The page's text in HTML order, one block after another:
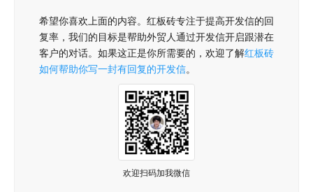
希望你喜欢上面的内容。红板砖专注于提高开发信的回
复率，我们的目标是帮助外贸人通过开发信开启跟潜在
客户的对话。如果这正是你所需要的，欢迎了解红板砖
如何帮助你写一封有回复的开发信。
欢迎扫码加我微信